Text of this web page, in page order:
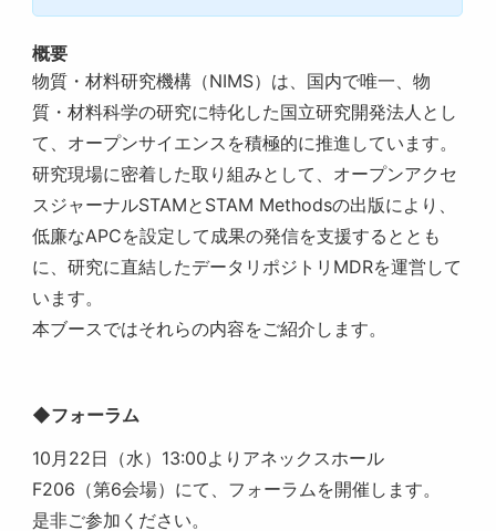
概要
物質・材料研究機構（NIMS）は、国内で唯一、物
質・材料科学の研究に特化した国立研究開発法人とし
て、オープンサイエンスを積極的に推進しています。
研究現場に密着した取り組みとして、オープンアクセ
スジャーナルSTAMとSTAM Methodsの出版により、
低廉なAPCを設定して成果の発信を支援するととも
に、研究に直結したデータリポジトリMDRを運営して
います。
本ブースではそれらの内容をご紹介します。
◆フォーラム
10月22日（水）13:00よりアネックスホール
F206（第6会場）にて、フォーラムを開催します。
是非ご参加ください。